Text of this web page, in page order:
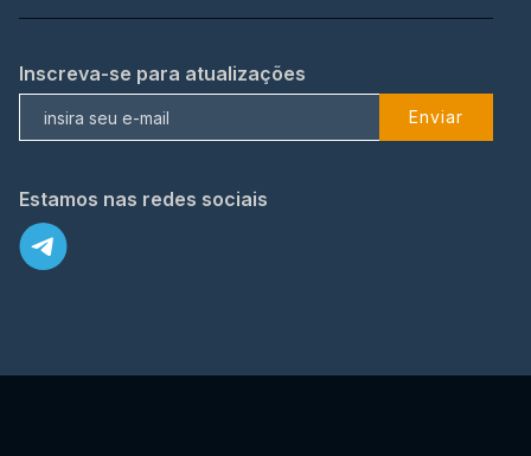
Inscreva-se para atualizações
Enviar
Estamos nas redes sociais